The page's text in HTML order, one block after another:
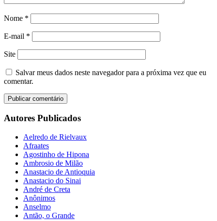
Nome *
E-mail *
Site
Salvar meus dados neste navegador para a próxima vez que eu
comentar.
Autores Publicados
Aelredo de Rielvaux
Afraates
Agostinho de Hipona
Ambrosio de Milão
Anastacio de Antioquia
Anastacio do Sinai
André de Creta
Anônimos
Anselmo
Antão, o Grande